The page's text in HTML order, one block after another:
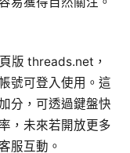
版 threads.net，
號可登入使用。這
分，可透過鍵盤快
，未來若開放更多
服互動。